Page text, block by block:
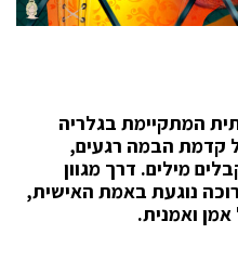
המתקיימת בגלריה
קדמת הבמה רגעים,
מילים. דרך מגוון
נוגעת באמת האישית,
ואמנית.